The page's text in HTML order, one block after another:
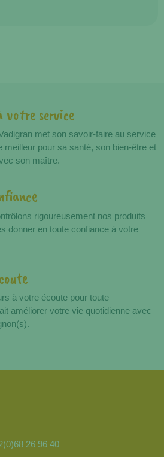
votre service
met son savoir-faire au service
meilleur pour sa santé, son bien-être et
son maître.
rigoureusement nos produits
donner en toute confiance à votre
à votre écoute pour toute
améliorer votre vie quotidienne avec
26 96 40